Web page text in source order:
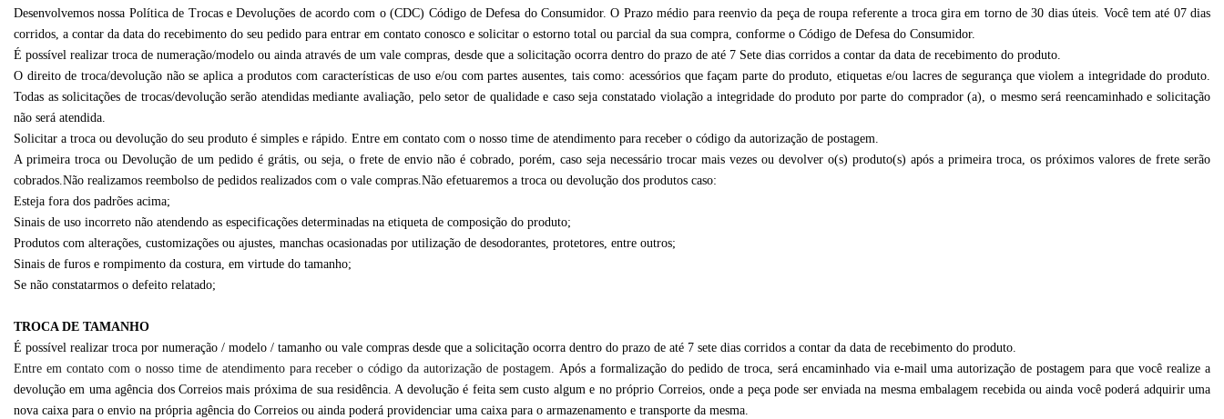
Desenvolvemos nossa Política de Trocas e Devoluções de acordo com o (CDC) Código de Defesa do Consumidor. O Prazo médio para reenvio da peça de roupa referente a troca gira em torno de 30 dias úteis. Você tem até 07 dias
corridos, a contar da data do recebimento do seu pedido para entrar em contato conosco e solicitar o estorno total ou parcial da sua compra, conforme o Código de Defesa do Consumidor.
É possível realizar troca de numeração/modelo ou ainda através de um vale compras, desde que a solicitação ocorra dentro do prazo de até 7 Sete dias corridos a contar da data de recebimento do produto.
O direito de troca/devolução não se aplica a produtos com características de uso e/ou com partes ausentes, tais como: acessórios que façam parte do produto, etiquetas e/ou lacres de segurança que violem a integridade do produto.
Todas as solicitações de trocas/devolução serão atendidas mediante avaliação, pelo setor de qualidade e caso seja constatado violação a integridade do produto por parte do comprador (a), o mesmo será reencaminhado e solicitação
não será atendida.
Solicitar a troca ou devolução do seu produto é simples e rápido. Entre em contato com o nosso time de atendimento para receber o código da autorização de postagem.
A primeira troca ou Devolução de um pedido é grátis, ou seja, o frete de envio não é cobrado, porém, caso seja necessário trocar mais vezes ou devolver o(s) produto(s) após a primeira troca, os próximos valores de frete serão
cobrados.Não realizamos reembolso de pedidos realizados com o vale compras.Não efetuaremos a troca ou devolução dos produtos caso:
Esteja fora dos padrões acima;
Sinais de uso incorreto não atendendo as especificações determinadas na etiqueta de composição do produto;
Produtos com alterações, customizações ou ajustes, manchas ocasionadas por utilização de desodorantes, protetores, entre outros;
Sinais de furos e rompimento da costura, em virtude do tamanho;
Se não constatarmos o defeito relatado;
TROCA DE TAMANHO
É possível realizar troca por numeração / modelo / tamanho ou vale compras desde que a solicitação ocorra dentro do prazo de até 7 sete dias corridos a contar da data de recebimento do produto.
Entre em contato com o nosso time de atendimento para receber o código da autorização de postagem. Após a formalização do pedido de troca, será encaminhado via e-mail uma autorização de postagem para que você realize a
devolução em uma agência dos Correios mais próxima de sua residência. A devolução é feita sem custo algum e no próprio Correios, onde a peça pode ser enviada na mesma embalagem recebida ou ainda você poderá adquirir uma
nova caixa para o envio na própria agência do Correios ou ainda poderá providenciar uma caixa para o armazenamento e transporte da mesma.